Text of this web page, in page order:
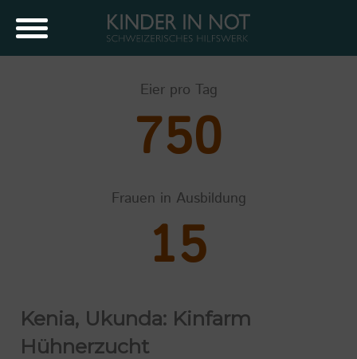
Eier pro Tag
750
Frauen in Ausbildung
15
Kenia, Ukunda: Kinfarm
Hühnerzucht